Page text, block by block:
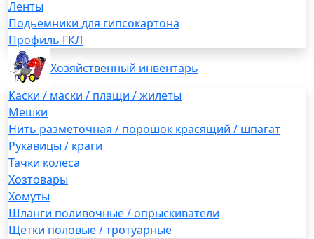
Ленты
Подьемники для гипсокартона
Профиль ГКЛ
Хозяйственный инвентарь
Каски / маски / плащи / жилеты
Мешки
Нить разметочная / порошок красящий / шпагат
Рукавицы / краги
Тачки колеса
Хозтовары
Хомуты
Шланги поливочные / опрыскиватели
Щетки половые / тротуарные